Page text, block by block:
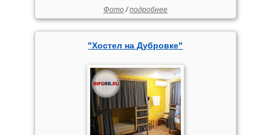
Фото/подробнее
"Хостел на Дубровке"